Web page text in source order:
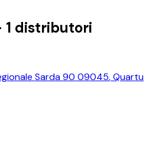
1 distributori
Sarda 90 09045,Quartu